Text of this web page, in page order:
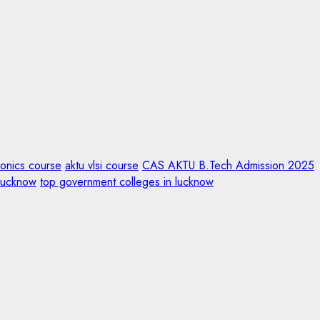
course aktu vlsi course CAS AKTU B.Tech Admission 2025
top government colleges in lucknow